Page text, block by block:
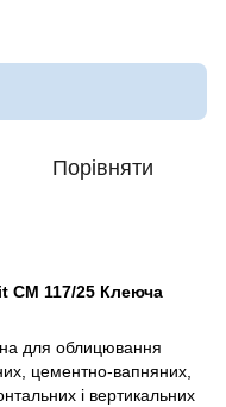
Порівняти
CM 117/25 Клеюча
для облицювання
цементно-вапняних,
і вертикальних